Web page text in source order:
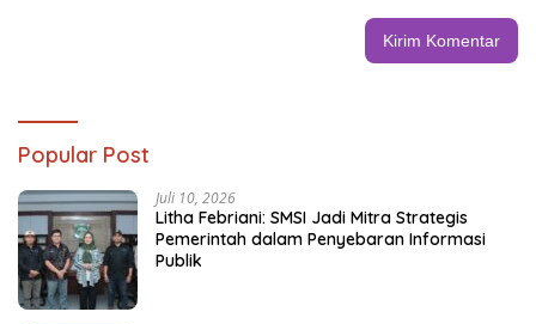
Popular Post
Juli 10, 2026
Litha Febriani: SMSI Jadi Mitra Strategis
Pemerintah dalam Penyebaran Informasi
Publik